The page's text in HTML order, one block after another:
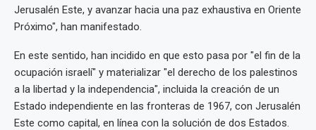
Jerusalén Este, y avanzar hacia una paz exhaustiva en Oriente
Próximo", han manifestado.
En este sentido, han incidido en que esto pasa por "el fin de la
ocupación israelí" y materializar "el derecho de los palestinos
a la libertad y la independencia", incluida la creación de un
Estado independiente en las fronteras de 1967, con Jerusalén
Este como capital, en línea con la solución de dos Estados.